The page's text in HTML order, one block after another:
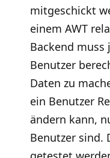
mitgeschickt
einem AWT
Backend
Benutzer
Daten zu
ein Benutzer
ändern kann,
Benutzer sind.